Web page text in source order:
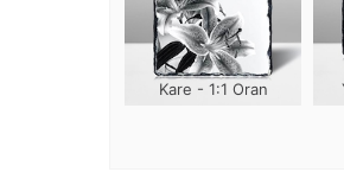
Kare - 1:1 Oran